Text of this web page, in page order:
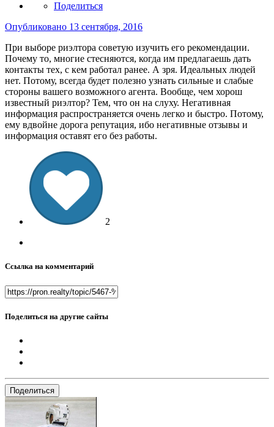
Поделиться
Опубликовано 13 сентября, 2016
При выборе риэлтора советую изучить его рекомендации.
Почему то, многие стесняются, когда им предлагаешь дать
контакты тех, с кем работал ранее. А зря. Идеальных людей
нет. Потому, всегда будет полезно узнать сильные и слабые
стороны вашего возможного агента. Вообще, чем хорош
известный риэлтор? Тем, что он на слуху. Негативная
информация распространяется очень легко и быстро. Потому,
ему вдвойне дорога репутация, ибо негативные отзывы и
информация оставят его без работы.
2
Ссылка на комментарий
Поделиться на другие сайты
Поделиться